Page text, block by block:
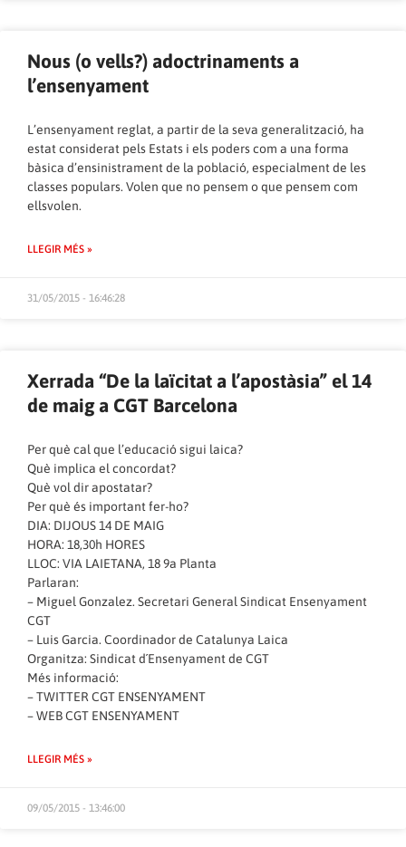
Nous (o vells?) adoctrinaments a
l’ensenyament
L’ensenyament reglat, a partir de la seva generalització, ha
estat considerat pels Estats i els poders com a una forma
bàsica d’ensinistrament de la població, especialment de les
classes populars. Volen que no pensem o que pensem com
ellsvolen.
LLEGIR MÉS »
31/05/2015 - 16:46:28
Xerrada “De la laïcitat a l’apostàsia” el 14
de maig a CGT Barcelona
Per què cal que l’educació sigui laica?
Què implica el concordat?
Què vol dir apostatar?
Per què és important fer-ho?
DIA: DIJOUS 14 DE MAIG
HORA: 18,30h HORES
LLOC: VIA LAIETANA, 18 9a Planta
Parlaran:
– Miguel Gonzalez. Secretari General Sindicat Ensenyament
CGT
– Luis Garcia. Coordinador de Catalunya Laica
Organitza: Sindicat d´Ensenyament de CGT
Més informació:
–TWITTER CGT ENSENYAMENT
–WEB CGT ENSENYAMENT
LLEGIR MÉS »
09/05/2015 - 13:46:00